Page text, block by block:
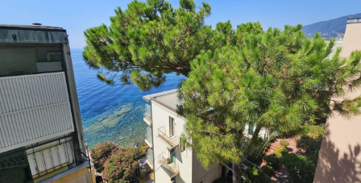
RU
Chi
siamo
I
nostri
Provincia
Comune